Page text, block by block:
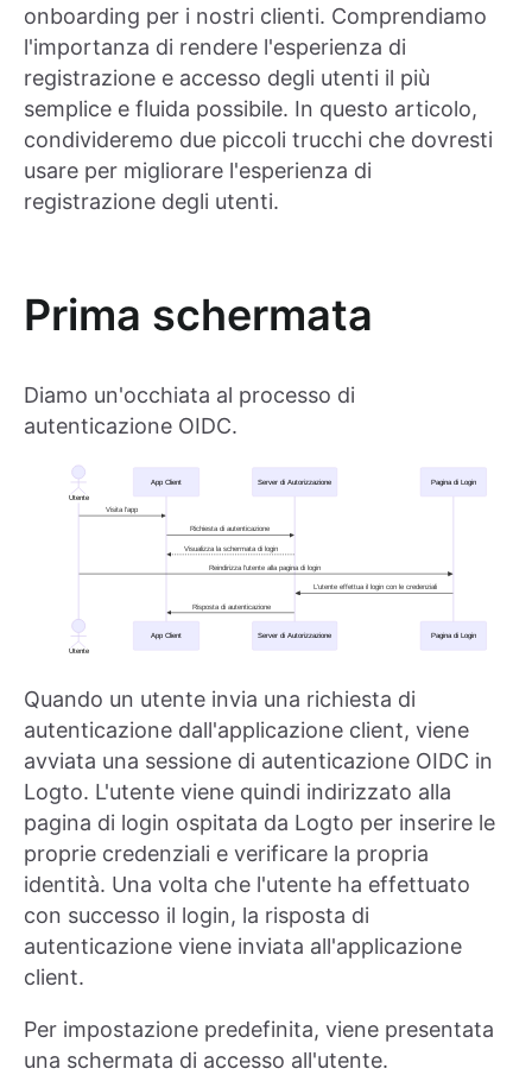
onboarding per i nostri clienti. Comprendiamo
l'importanza di rendere l'esperienza di
registrazione e accesso degli utenti il più
semplice e fluida possibile. In questo articolo,
condivideremo due piccoli trucchi che dovresti
usare per migliorare l'esperienza di
registrazione degli utenti.
Prima schermata
Diamo un'occhiata al processo di
autenticazione OIDC.
Quando un utente invia una richiesta di
autenticazione dall'applicazione client, viene
avviata una sessione di autenticazione OIDC in
Logto. L'utente viene quindi indirizzato alla
pagina di login ospitata da Logto per inserire le
proprie credenziali e verificare la propria
identità. Una volta che l'utente ha effettuato
con successo il login, la risposta di
autenticazione viene inviata all'applicazione
client.
Per impostazione predefinita, viene presentata
una schermata di accesso all'utente.